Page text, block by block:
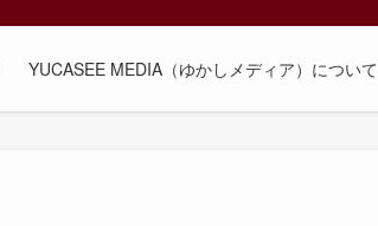
YUCASEE MEDIA（ゆかしメディア）について